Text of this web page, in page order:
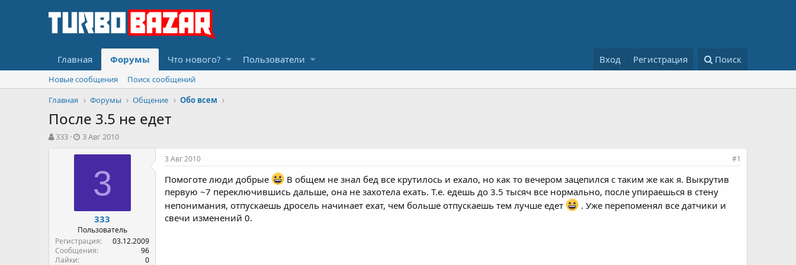
Главная Форумы Что нового? Пользователи Вход Регистрация Поиск
Новые сообщения
Поиск сообщений
Главная
Форумы Общение Обо всем
После 3.5 не едет
А
333
Д
т
а
а
3 Авг 2010
3
333
Пользователь
Регистрация
03.12.2009
Сообщения
96
Лайки
0
3 Авг 2010 #1
Помоготе люди добрые
В общем не знал бед все крутилось и ехало, но как то вечером зацепился с таким же как я. Выкрутив
первую ~7 переключившись дальше, она не захотела ехать. Т.е. едешь до 3.5 тысяч все нормально, после упираешься в стену
непонимания, отпускаешь дросель начинает ехат, чем больше отпускаешь тем лучше едет
. Уже перепоменял все датчики и
свечи изменений 0.